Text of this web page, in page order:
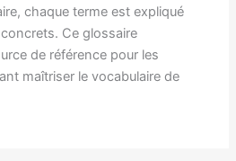
chaque terme est expliqué
Ce glossaire
de référence pour les
maîtriser le vocabulaire de